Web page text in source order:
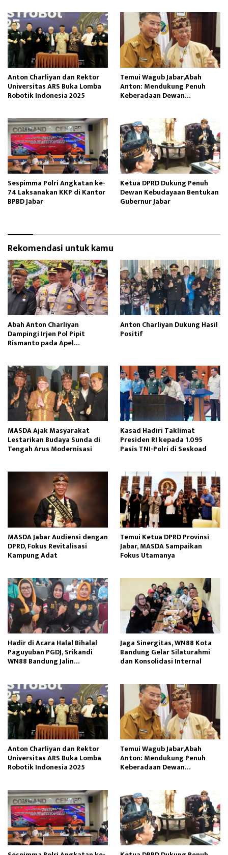
Anton Charliyan dan Rektor
Universitas ARS Buka Lomba
Robotik Indonesia 2025
Temui Wagub Jabar,Abah
Anton: Mendukung Penuh
Keberadaan Dewan
Sespimma Polri Angkatan ke-
74 Laksanakan KKP di Kantor
BPBD Jabar
Ketua DPRD Dukung Penuh
Dewan Kebudayaan Bentukan
Gubernur Jabar
Rekomendasi untuk kamu
Abah Anton Charliyan
Dampingi Irjen Pol Pipit
Rismanto pada Apel
Anton Charliyan Dukung Hasil
Positif
MASDA Ajak Masyarakat
Lestarikan Budaya Sunda di
Tengah Arus Modernisasi
Kasad Hadiri Taklimat
Presiden RI kepada 1.095
Pasis TNI-Polri di Seskoad
MASDA Jabar Audiensi dengan
DPRD, Fokus Revitalisasi
Kampung Adat
Temui Ketua DPRD Provinsi
Jabar, MASDA Sampaikan
Fokus Utamanya
Hadir di Acara Halal Bihalal
Paguyuban PGDJ, Srikandi
WN88 Bandung Jalin
Jaga Sinergitas, WN88 Kota
Bandung Gelar Silaturahmi
dan Konsolidasi Internal
Anton Charliyan dan Rektor
Universitas ARS Buka Lomba
Robotik Indonesia 2025
Temui Wagub Jabar,Abah
Anton: Mendukung Penuh
Keberadaan Dewan